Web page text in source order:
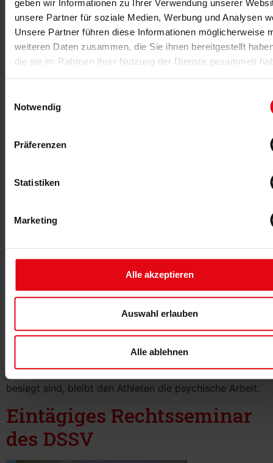
geben wir Informationen zu Ihrer Verwendung unserer
unsere Partner für soziale Medien, Werbung und Analysen
Unsere Partner führen diese Informationen möglicherweise
weiteren Daten zusammen, die Sie ihnen bereitgestellt
die sie im Rahmen Ihrer Nutzung der Dienste gesammelt
Notwendig
Präferenzen
Statistiken
Marketing
Alle akzeptieren
Auswahl erlauben
Alle ablehnen
steht die These, dass Dehnen das Verletzungsrisiko
Psychologische Strategien
Sportverletzungen
Leistungssport und Wettkämpfe bergen ein hohes
Verletzungsrisiko. Nachdem körperliche Schmerzen
besiegt sind, bleibt den Athleten die psychische Arbeit.
Eintägiges Rechtsseminar
des DSSV